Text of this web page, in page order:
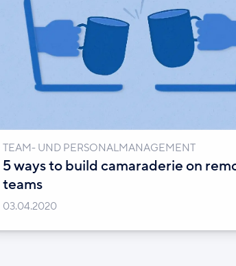
TEAM- UND PERSONALMANAGEMENT
5 ways to build camaraderie on
teams
03.04.2020